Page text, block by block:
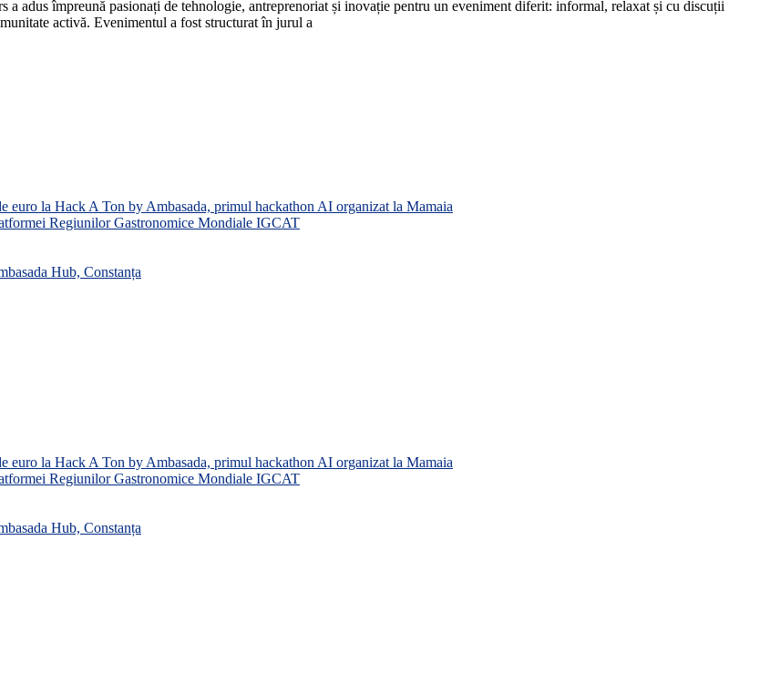
a adus împreună pasionați de tehnologie, antreprenoriat și inovație pentru un eveniment diferit: informal, relaxat și cu discuții
activă. Evenimentul a fost structurat în jurul a
euro la Hack A Ton by Ambasada, primul hackathon AI organizat la Mamaia
Regiunilor Gastronomice Mondiale IGCAT
Hub, Constanța
euro la Hack A Ton by Ambasada, primul hackathon AI organizat la Mamaia
Regiunilor Gastronomice Mondiale IGCAT
Hub, Constanța